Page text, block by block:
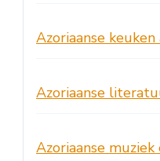
Azoriaanse
Azoriaanse
Azoriaanse muziek